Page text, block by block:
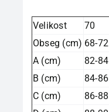
Velikost 70
Obseg (cm) 68-72
A (cm)
82-84
B (cm)
84-86
C (cm)
86-88